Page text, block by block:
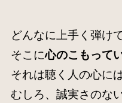
どんなに上手く弾け
そこに心のこもって
それは聴く人の心に
むしろ、誠実さのな